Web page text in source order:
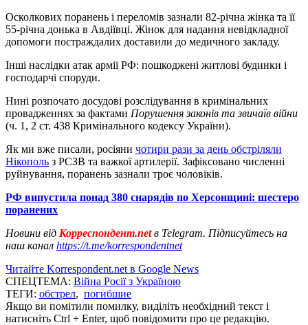
Осколкових поранень і переломів зазнали 82-річна жінка та її
55-річна донька в Авдіївці. Жінок для надання невідкладної
допомоги постраждалих доставили до медичного закладу.
Інші наслідки атак армії РФ: пошкоджені житлові будинки і
господарчі споруди.
Нині розпочато досудові розслідування в кримінальних
провадженнях за фактами Порушення законів та звичаїв війни
(ч. 1, 2 ст. 438 Кримінального кодексу України).
Як ми вже писали, росіяни чотири рази за день обстріляли
Нікополь з РСЗВ та важкої артилерії. Зафіксовано численні
руйнування, поранень зазнали троє чоловіків.
РФ випустила понад 380 снарядів по Херсонщині: шестеро
поранених
Новини від Корреспондент.netв Telegram. Підписуйтесь на
наш канал https://t.me/korrespondentnet
Читайте Korrespondent.net в Google News
СПЕЦТЕМА: Війна Росії з Україною
ТЕГИ: обстрел, погибшие
Якщо ви помітили помилку, виділіть необхідний текст і
натисніть Ctrl + Enter, щоб повідомити про це редакцію.